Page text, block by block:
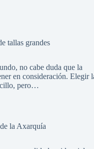
tallas grandes
no cabe duda que la
en consideración. Elegir
pero…
la Axarquía